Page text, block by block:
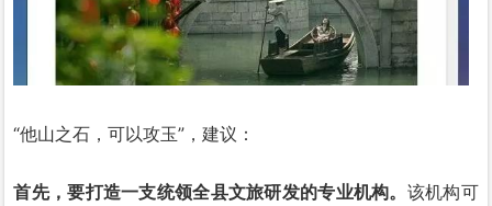
“他山之石，可以攻玉”，建议：
首先，要打造一支统领全县文旅研发的专业机构。 该机构可